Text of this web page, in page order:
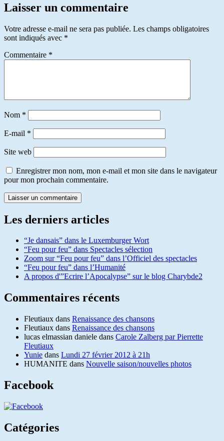
Laisser un commentaire
Votre adresse e-mail ne sera pas publiée. Les champs obligatoires
sont indiqués avec *
Commentaire *
Nom *
E-mail *
Site web
Enregistrer mon nom, mon e-mail et mon site dans le navigateur
pour mon prochain commentaire.
Les derniers articles
“Je dansais” dans le Luxemburger Wort
“Feu pour feu” dans Spectacles sélection
Zoom sur “Feu pour feu” dans l’Officiel des spectacles
“Feu pour feu” dans l’Humanité
A propos d'”Ecrire l’Apocalypse” sur le blog Charybde2
Commentaires récents
Fleutiaux dans Renaissance des chansons
Fleutiaux dans Renaissance des chansons
lucas elmassian daniele dans Carole Zalberg par Pierrette
Fleutiaux
Yunie dans Lundi 27 février 2012 à 21h
HUMANITE dans Nouvelle saison/nouvelles photos
Facebook
Catégories